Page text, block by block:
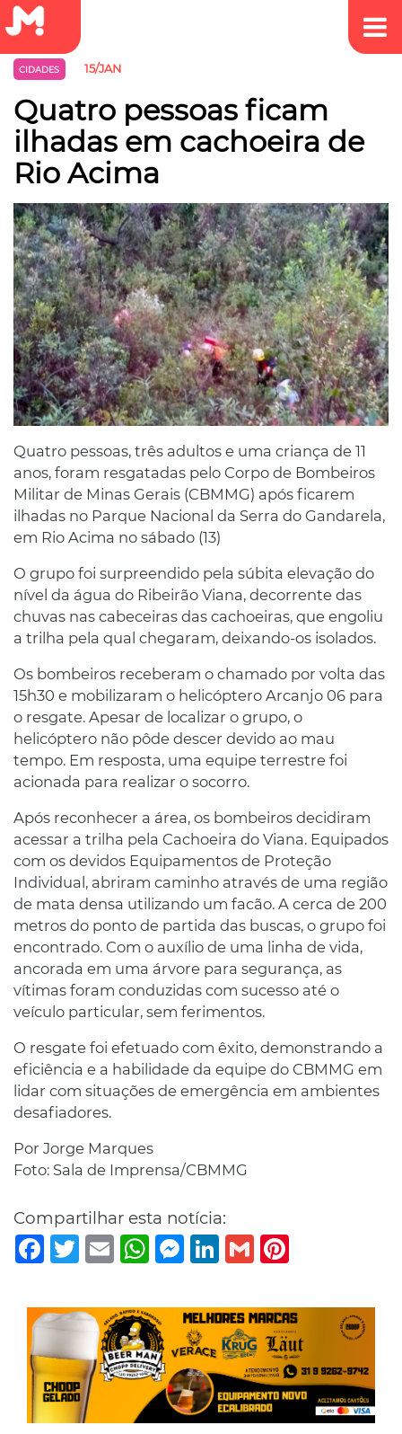
CIDADES 15/JAN
Quatro pessoas ficam
ilhadas em cachoeira de
Rio Acima
Quatro pessoas, três adultos e uma criança de 11
anos, foram resgatadas pelo Corpo de Bombeiros
Militar de Minas Gerais (CBMMG) após ficarem
ilhadas no Parque Nacional da Serra do Gandarela,
em Rio Acima no sábado (13)
O grupo foi surpreendido pela súbita elevação do
nível da água do Ribeirão Viana, decorrente das
chuvas nas cabeceiras das cachoeiras, que engoliu
a trilha pela qual chegaram, deixando-os isolados.
Os bombeiros receberam o chamado por volta das
15h30 e mobilizaram o helicóptero Arcanjo 06 para
o resgate. Apesar de localizar o grupo, o
helicóptero não pôde descer devido ao mau
tempo. Em resposta, uma equipe terrestre foi
acionada para realizar o socorro.
Após reconhecer a área, os bombeiros decidiram
acessar a trilha pela Cachoeira do Viana. Equipados
com os devidos Equipamentos de Proteção
Individual, abriram caminho através de uma região
de mata densa utilizando um facão. A cerca de 200
metros do ponto de partida das buscas, o grupo foi
encontrado. Com o auxílio de uma linha de vida,
ancorada em uma árvore para segurança, as
vítimas foram conduzidas com sucesso até o
veículo particular, sem ferimentos.
O resgate foi efetuado com êxito, demonstrando a
eficiência e a habilidade da equipe do CBMMG em
lidar com situações de emergência em ambientes
desafiadores.
Por Jorge Marques
Foto: Sala de Imprensa/CBMMG
Compartilhar esta notícia:
Facebook
TwitterEmail WhatsAppMessenger
LinkedIn
Gmail